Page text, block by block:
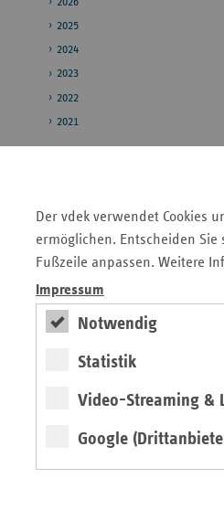
Der vdek verwendet Cookies
ermöglichen. Entscheiden
Fußzeile anpassen. Weitere
Impressum
Notwendig
Statistik
Video-Streaming &
Google
2025
2024
2023
2022
2021
Seitenleiste
mit
weiteren
Informationen
Auf einen Blick
Fokus-Themen
Pressemitteilungen
Veranstaltungen
Mitgliedskassen
Eigenanteile in der